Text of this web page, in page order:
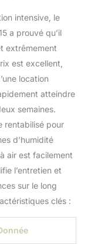
intensive, le
a prouvé qu’il
extrêmement
est excellent,
location
atteindre
semaines.
rentabilisé pour
d’humidité
air est facilement
l’entretien et
sur le long
clés :